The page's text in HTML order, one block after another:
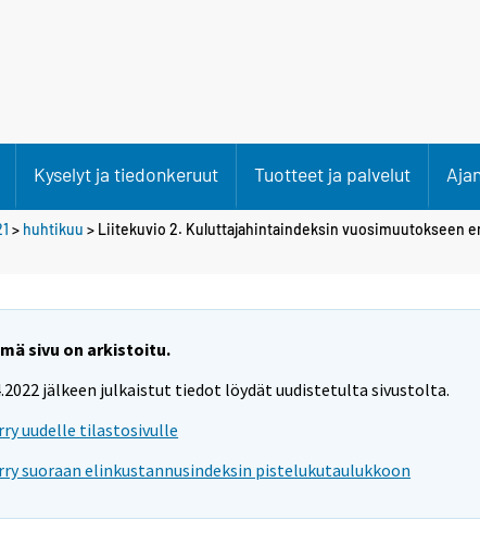
Kyselyt ja tiedonkeruut Tuotteet ja palvelut
> huhtikuu > Liitekuvio 2. Kuluttajahintaindeksin vuosimuutokseen
sivu on arkistoitu.
jälkeen julkaistut tiedot löydät uudistetulta sivustolta.
uudelle tilastosivulle
suoraan elinkustannusindeksin pistelukutaulukkoon